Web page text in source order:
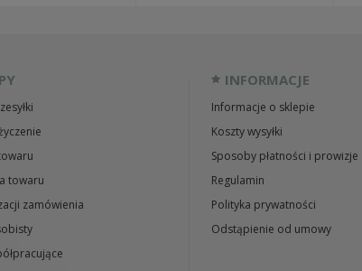
towaru
zamówienia
INFORMACJE
Informacje o sklepie
Koszty wysyłki
Sposoby płatności i prowizje
Regulamin
Polityka prywatności
Odstąpienie od umowy